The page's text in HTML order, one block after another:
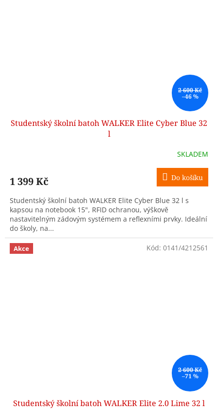
2 600 Kč
–46 %
Studentský školní batoh WALKER Elite Cyber Blue 32
l
SKLADEM
1 399 Kč Do košíku
Studentský školní batoh WALKER Elite Cyber Blue 32 l s
kapsou na notebook 15", RFID ochranou, výškově
nastavitelným zádovým systémem a reflexními prvky. Ideální
do školy, na...
Akce
2 600 Kč
–71 %
Studentský školní batoh WALKER Elite 2.0 Lime 32 l
Kód: 0141/4212561